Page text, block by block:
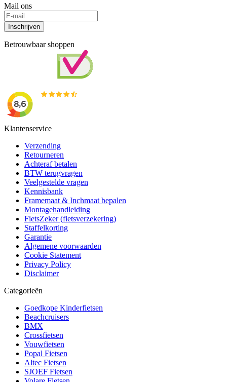
Mail ons
Inschrijven
Betrouwbaar shoppen
Klantenservice
Verzending
Retourneren
Achteraf betalen
BTW terugvragen
Veelgestelde vragen
Kennisbank
Framemaat & Inchmaat bepalen
Montagehandleiding
FietsZeker (fietsverzekering)
Staffelkorting
Garantie
Algemene voorwaarden
Cookie Statement
Privacy Policy
Disclaimer
Categorieën
Goedkope Kinderfietsen
Beachcruisers
BMX
Crossfietsen
Vouwfietsen
Popal Fietsen
Altec Fietsen
SJOEF Fietsen